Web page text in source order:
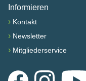
Informieren
› Kontakt
› Newsletter
› Mitgliederservice
FacebookInstagram